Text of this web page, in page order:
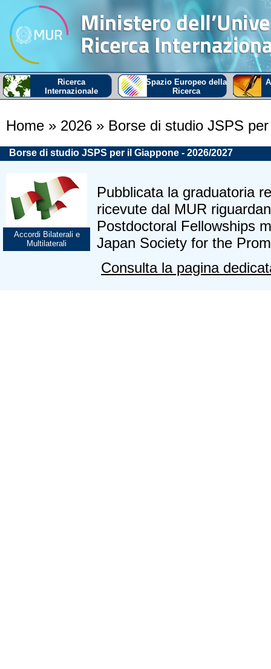
Ricerca
Internazionale
Spazio Europeo della
Ricerca
Home » 2026 » Borse di studio JSPS
Borse di studio JSPS per il Giappone - 2026/2027
Accordi Bilaterali e
Multilaterali
Pubblicata la graduatoria
ricevute dal MUR
Postdoctoral Fellowships
Japan Society for the
Consulta la pagina